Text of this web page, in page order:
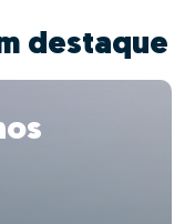
destaque